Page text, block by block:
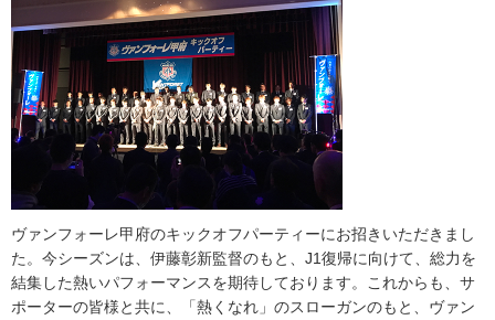
ヴァンフォーレ甲府のキックオフパーティーにお招きいただきまし
た。今シーズンは、伊藤彰新監督のもと、J1復帰に向けて、総力を
結集した熱いパフォーマンスを期待しております。これからも、サ
ポーターの皆様と共に、「熱くなれ」のスローガンのもと、ヴァン